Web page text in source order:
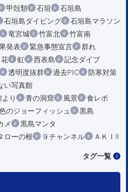
甲殻類 石垣
石垣島
石垣島ダイビング
石垣島マラソン
竜宮城 竹富北
竹富南
発表 緊急事態宣言
群れ
花 虹 西表島
記念ダイブ
透明度抜群 過去PIC
防寒対策
い写真館
り
青の洞窟 風景
食レポ
のジョーフィッシュ
黒島
メ
黒島マンタ
ローの根 ９チャンネル ＡＫＩⅡ
タグ一覧